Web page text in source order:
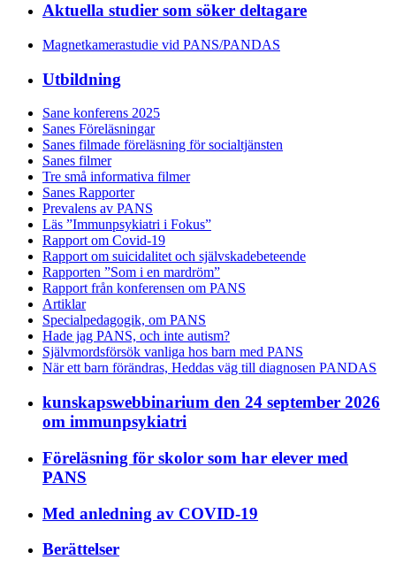
Aktuella studier som söker deltagare
Magnetkamerastudie vid PANS/PANDAS
Utbildning
Sane konferens 2025
Sanes Föreläsningar
Sanes filmade föreläsning för socialtjänsten
Sanes filmer
Tre små informativa filmer
Sanes Rapporter
Prevalens av PANS
Läs ”Immunpsykiatri i Fokus”
Rapport om Covid-19
Rapport om suicidalitet och självskadebeteende
Rapporten ”Som i en mardröm”
Rapport från konferensen om PANS
Artiklar
Specialpedagogik, om PANS
Hade jag PANS, och inte autism?
Självmordsförsök vanliga hos barn med PANS
När ett barn förändras, Heddas väg till diagnosen PANDAS
kunskapswebbinarium den 24 september 2026
om immunpsykiatri
Föreläsning för skolor som har elever med
PANS
Med anledning av COVID-19
Berättelser